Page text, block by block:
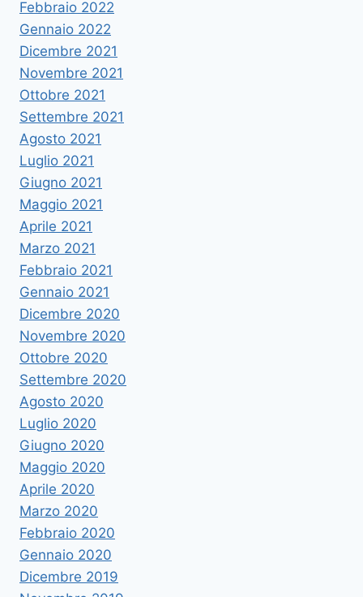
Febbraio 2022
Gennaio 2022
Dicembre 2021
Novembre 2021
Ottobre 2021
Settembre 2021
Agosto 2021
Luglio 2021
Giugno 2021
Maggio 2021
Aprile 2021
Marzo 2021
Febbraio 2021
Gennaio 2021
Dicembre 2020
Novembre 2020
Ottobre 2020
Settembre 2020
Agosto 2020
Luglio 2020
Giugno 2020
Maggio 2020
Aprile 2020
Marzo 2020
Febbraio 2020
Gennaio 2020
Dicembre 2019